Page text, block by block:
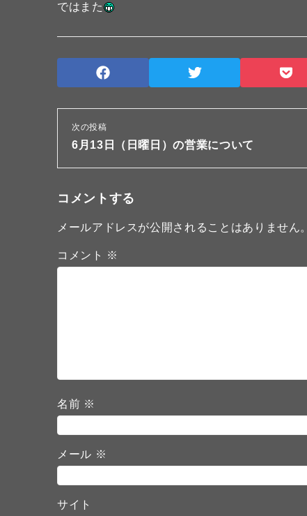
ではまた
次の投稿
6月13日（日曜日）の営業について
コメントする
メールアドレスが公開されることはありません。
コメント ※
名前 ※
メール ※
サイト